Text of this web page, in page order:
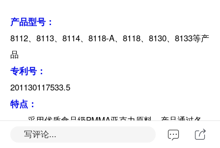
产品型号：
8112、8113、8114、8118-A、8118、8130、8133等产
品
专利号：
201130117533.5
特点：
采用优质食品级PMMA亚克力原料。产品通过各
大国际（FDA\NSF\SGS等）检测机构认证；瓶盖上配
写评论...